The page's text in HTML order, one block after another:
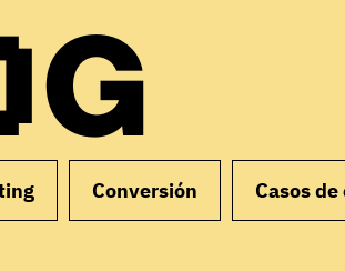
Conversión Casos